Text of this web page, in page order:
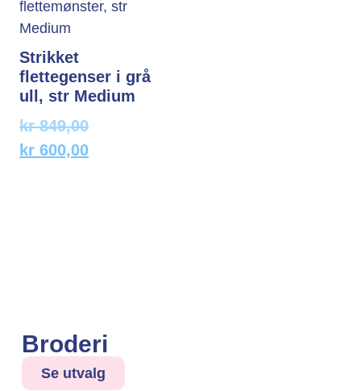
Strikket
flettegenser i grå
ull, str Medium
kr849,00
kr 600,00
Broderi
Se utvalg